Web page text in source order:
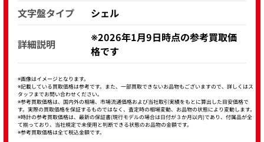
文字盤タイプ
シェル
詳細説明
※2026年1月9日時点の参考買取価
格です
※画像はイメージとなります。
※記載している買取価格は参考です。また、一部買取できないお品物もございますので、詳しくはス
タッフまでお問い合わせください。
※参考買取価格は、国内外の相場、市場流通価格および当社取引実績をもとに算出した目安価格で
す。実際の買取価格を保証するものではなく、査定時の相場変動、お品物の状態により変動します。
※時計の参考買取価格は、最新の保証書(現行モデルの場合は日付が３か月以内)であり、付属品が全
て揃っており、当社規定で未使用と判断できる状態のお品物の金額です。
※参考買取価格は全て税込金額です。